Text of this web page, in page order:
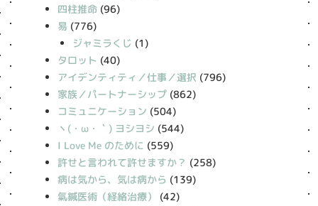
四柱推命 (96)
易 (776)
ジャミラくじ (1)
タロット (40)
アイデンティティ／仕事／選択 (796)
家族／パートナーシップ (862)
コミュニケーション (504)
丶(・ω・｀) ヨシヨシ (544)
I Love Me のために (559)
許せと言われて許せますか？ (258)
病は気から、気は病から (139)
氣鍼医術（経絡治療）
(42)